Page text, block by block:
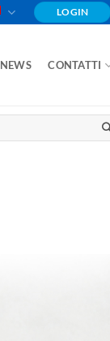
LOGIN
NEWS CONTATTI